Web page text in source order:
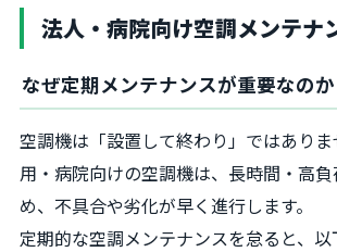
法人・病院向け空調メンテナ
なぜ定期メンテナンスが重要なのか
空調機は「設置して終わり」ではあり
用・病院向けの空調機は、長時間・高
め、不具合や劣化が早く進行します。
定期的な空調メンテナンスを怠ると、